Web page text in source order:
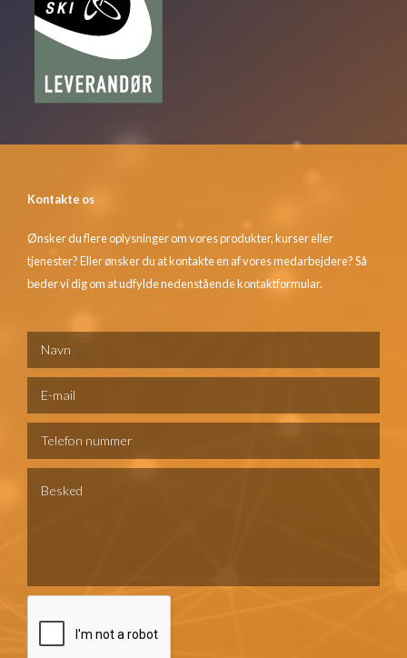
Kontakte os
Ønsker du flere oplysninger om vores produkter, kurser eller
tjenester? Eller ønsker du at kontakte en af vores medarbejdere? Så
beder vi dig om at udfylde nedenstående kontaktformular.